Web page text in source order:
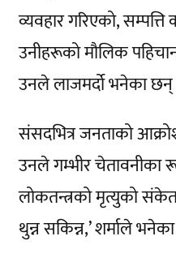
व्यवहार गरिएको,
उनीहरूको मौलिक
उनले लाजमर्दो भनेका छन्
संसदभित्र जनताको
उनले गम्भीर चेतावनीका
लोकतन्त्रको मृत्युको
थुन्न सकिन्न,’ शर्माले